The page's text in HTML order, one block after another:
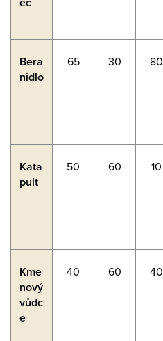
Bera
nidlo
65 30 80
Kata
pult
50 60 10
Kme
nový
vůdc
e
40 60 40